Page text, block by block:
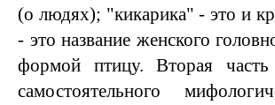
(о людях); "кикарика" - это и
- это название женского
формой птицу. Вторая
самостоятельного